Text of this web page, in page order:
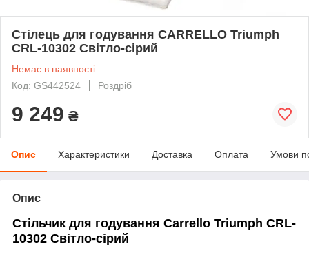
Стілець для годування CARRELLO Triumph
CRL-10302 Світло-сірий
Немає в наявності
Код: GS442524
Роздріб
9 249 ₴
Опис Характеристики Доставка Оплата Умови
Опис
Стільчик для годування Carrello Triumph CRL-
10302 Світло-сірий